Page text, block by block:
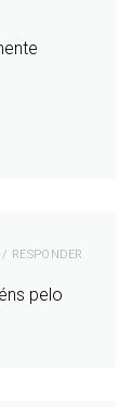
RESPONDER
pelo